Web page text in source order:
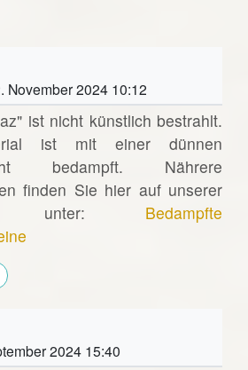
November 2024 10:12
ist nicht künstlich bestrahlt.
ist mit einer dünnen
bedampft. Nährere
finden Sie hier auf unserer
unter: Bedampfte
2024 15:40